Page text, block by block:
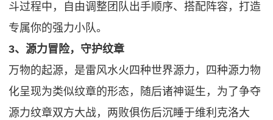
斗过程中，自由调整团队出手顺序、搭配阵容，打造
专属你的强力小队。
3、源力冒险，守护纹章
万物的起源，是雷风水火四种世界源力，四种源力物
化呈现为类似纹章的形态，随后诸神诞生，为了争夺
源力纹章双方大战，两败俱伤后沉睡于维利克洛大